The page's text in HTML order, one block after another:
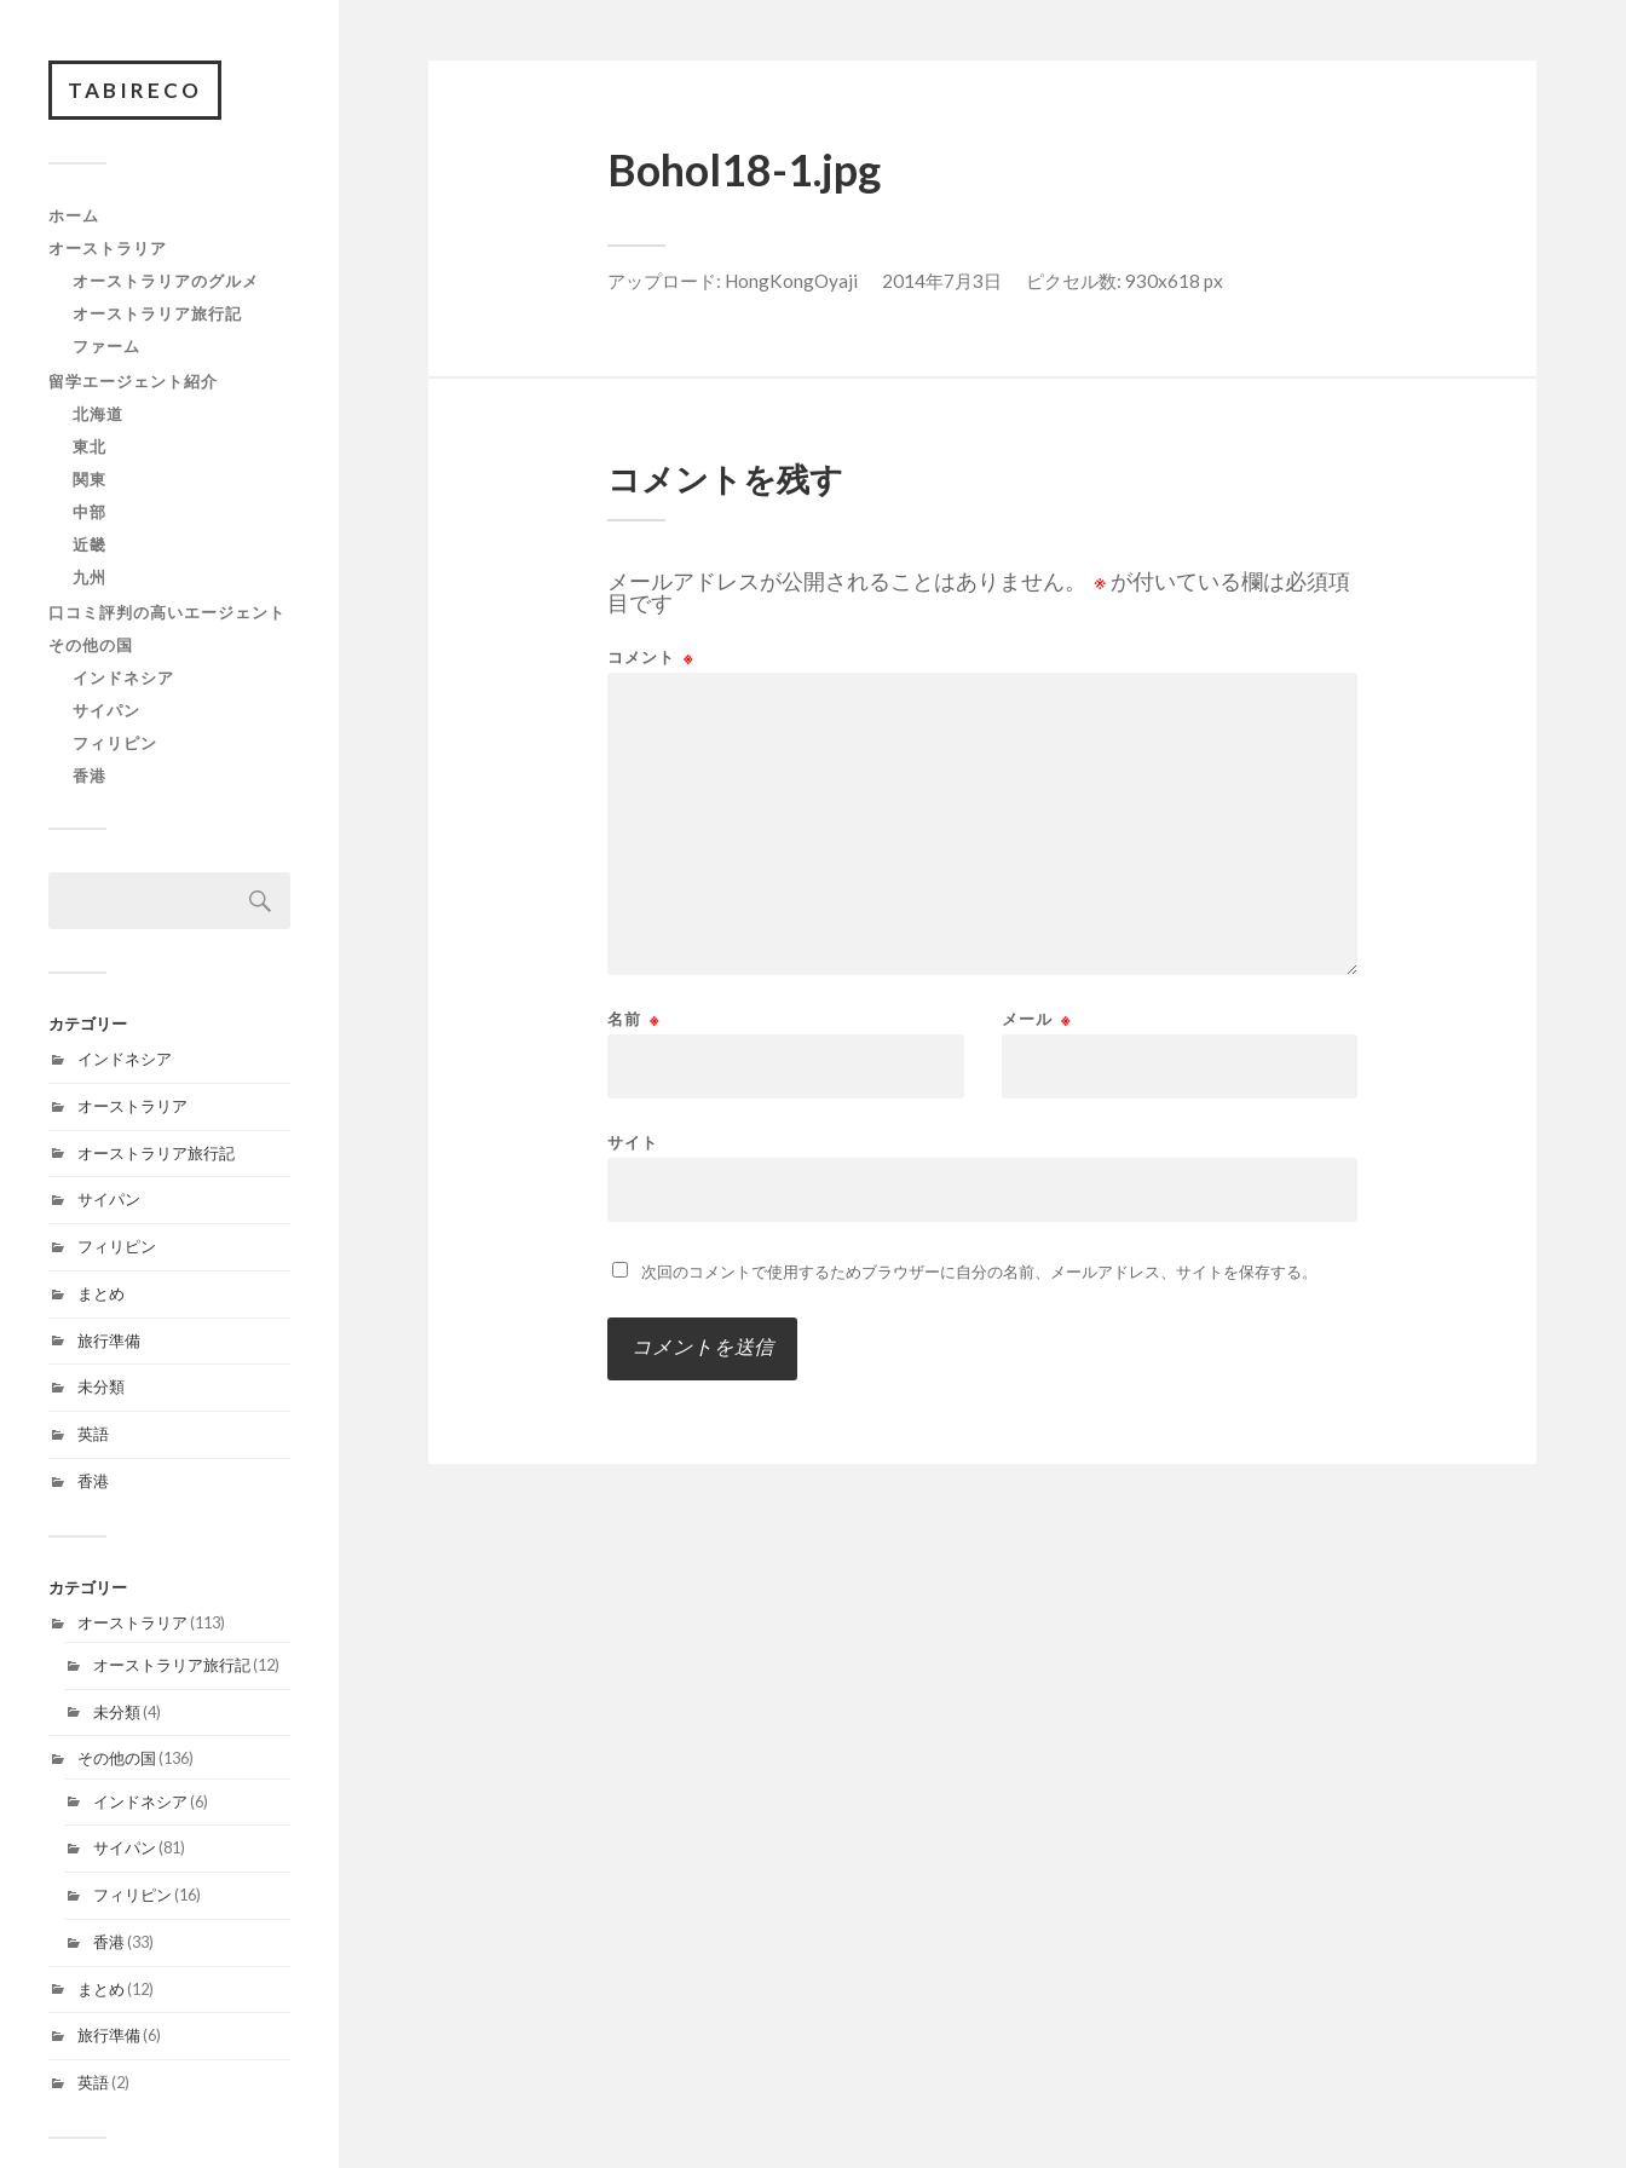
TABIRECO
ホーム
オーストラリア
オーストラリアのグルメ
オーストラリア旅行記
ファーム
留学エージェント紹介
北海道
東北
関東
中部
近畿
九州
口コミ評判の高いエージェント
その他の国
インドネシア
サイパン
フィリピン
香港
カテゴリー
インドネシア
オーストラリア
オーストラリア旅行記
サイパン
フィリピン
まとめ
旅行準備
未分類
英語
香港
カテゴリー
オーストラリア (113)
オーストラリア旅行記(12)
未分類(4)
その他の国 (136)
インドネシア (6)
サイパン (81)
フィリピン (16)
香港(33)
まとめ (12)
旅行準備(6)
英語(2)
Bohol18-1.jpg
アップロード: HongKongOyaji 2014年7月3日 ピクセル数: 930x618 px
コメントを残す
メールアドレスが公開されることはありません。 ※ が付いている欄は必須項
目です
コメント ※
名前 ※ メール ※
サイト
次回のコメントで使用するためブラウザーに自分の名前、メールアドレス、サイトを保存する。